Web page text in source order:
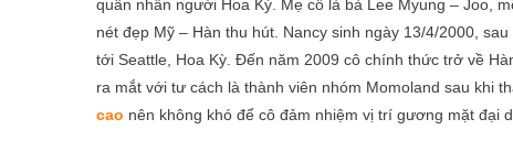
quân nhân người Hoa Kỳ. Mẹ cô là bà Lee Myung – Joo,
nét đẹp Mỹ – Hàn thu hút. Nancy sinh ngày 13/4/2000,
tới Seattle, Hoa Kỳ. Đến năm 2009 cô chính thức trở về
ra mắt với tư cách là thành viên nhóm Momoland sau khi
cao nên không khó để cô đảm nhiệm vị trí gương mặt đại